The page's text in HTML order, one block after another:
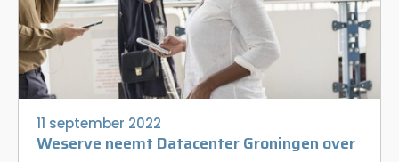
11 september 2022
Weserve neemt Datacenter Groningen over